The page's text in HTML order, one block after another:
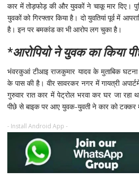
कार में तोड़फोड़ की और युवकों ने चाकू मार दिए।
युवकों को गिरफ्तार किया है। दो युवतियां पूर्व में
है। इन पर बमकांड का भी आरोप लग चुका है।
*आरोपियो ने युवक का किया
भंवरकुआं टीआइ राजकुमार यादव के मुताबिक
के पास की है। वीर सावरकर नगर में गायत्री
गुरुवार रात कार में पेट्रोल भरवा कर घर जा रहा
पीछे से बाइक पर आए युवक-युवती ने कार को टक्कर
- Install Android App -